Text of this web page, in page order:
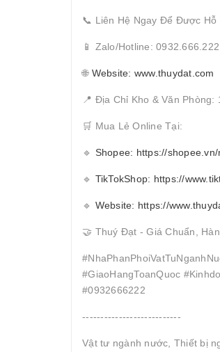
📞 Liên Hệ Ngay Để Được Hỗ
📱 Zalo/Hotline: 0932.666.222
🌐 Website: www.thuydat.com
📍 Địa Chỉ Kho & Văn
🛒 Mua Lẻ Online Tại:
🔹 Shopee: https://
🔹 TikTokShop: https://
🔹 Website: https://
🤝 Thuý Đạt - Giá Chuẩn,
#GiaoHangToanQuoc
#0932666222
---------------------------
Vật tư ngành nước, Thiết bị